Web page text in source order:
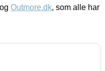
og Outmore.dk, som alle har